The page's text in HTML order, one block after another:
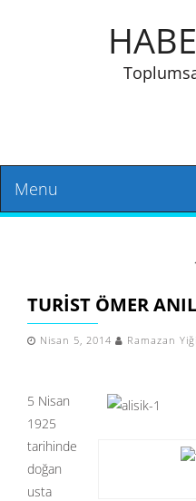
Menu
TURIST ÖMER
Nisan 5, 2014 Ramazan
5 Nisan
1925
tarihinde
doğan
usta